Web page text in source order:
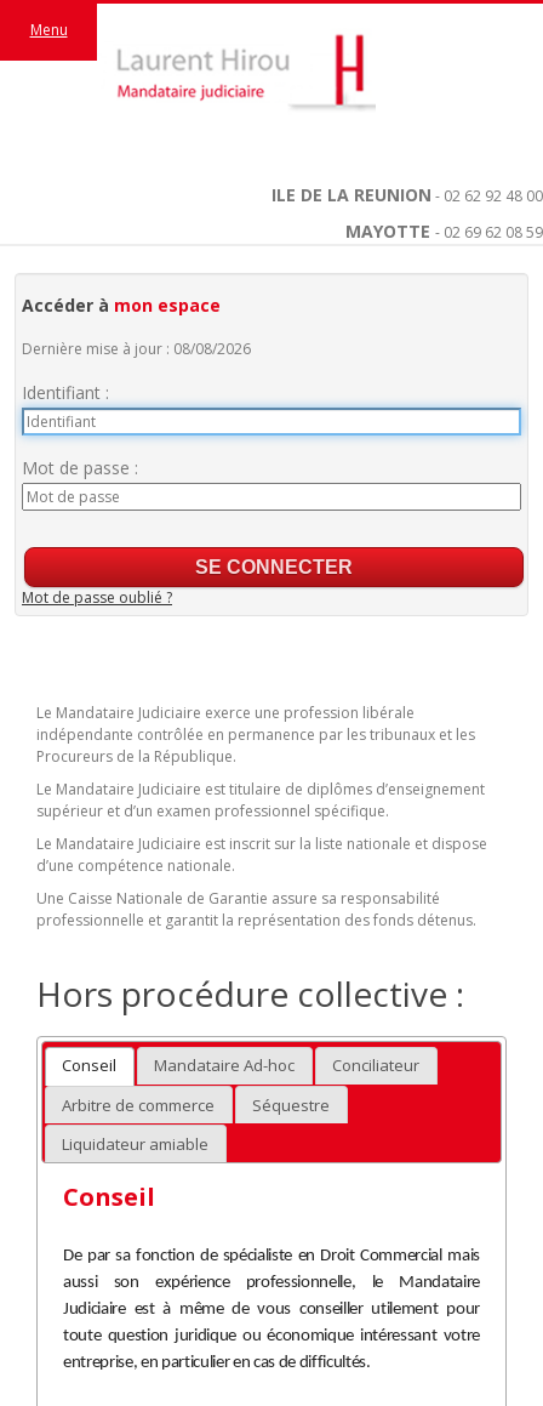
ILE DE LA REUNION - 02 62 92 48 00
MAYOTTE - 02 69 62 08 59
Menu
Accéder à mon espace
Dernière mise à jour : 08/08/2026
Identifiant :
Mot de passe :
Mot de passe oublié ?
Le Mandataire Judiciaire exerce une profession libérale
indépendante contrôlée en permanence par les tribunaux et les
Procureurs de la République.
Le Mandataire Judiciaire est titulaire de diplômes d’enseignement
supérieur et d’un examen professionnel spécifique.
Le Mandataire Judiciaire est inscrit sur la liste nationale et dispose
d’une compétence nationale.
Une Caisse Nationale de Garantie assure sa responsabilité
professionnelle et garantit la représentation des fonds détenus.
Hors procédure collective :
Conseil Mandataire Ad-hoc
Conciliateur
Arbitre de commerce
Séquestre
Liquidateur amiable
Conseil
De par sa fonction de spécialiste en Droit Commercial mais
aussi son expérience professionnelle, le Mandataire
Judiciaire est à même de vous conseiller utilement pour
toute question juridique ou économique intéressant votre
entreprise, en particulier en cas de difficultés.